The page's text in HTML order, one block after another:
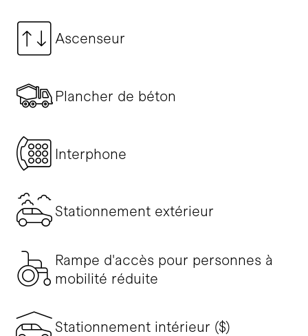
Ascenseur
Plancher de béton
Interphone
Stationnement extérieur
Rampe d'accès pour personnes à
mobilité réduite
Stationnement intérieur ($)